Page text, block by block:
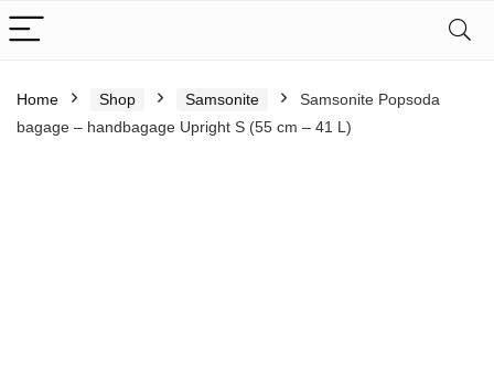
Home Shop Samsonite
Samsonite Popsoda
bagage – handbagage Upright S (55 cm – 41 L)